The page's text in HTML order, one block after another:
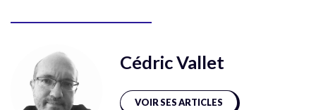
Cédric Vallet
VOIR SES ARTICLES